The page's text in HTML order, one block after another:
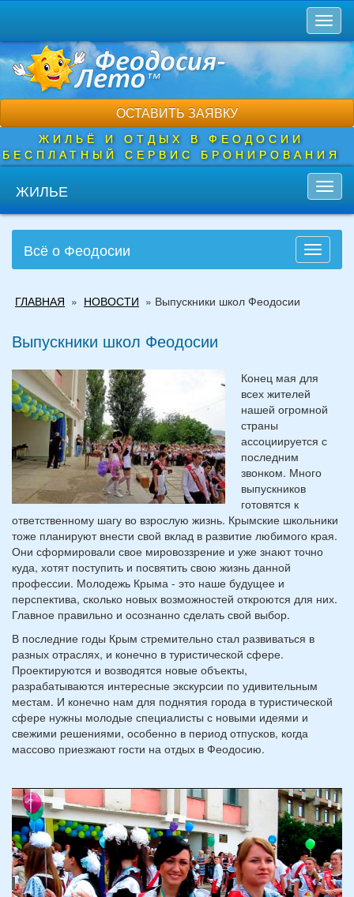
основному
содержанию
ОСТАВИТЬ ЗАЯВКУ
ЖИЛЬЁ И ОТДЫХ В ФЕОДОСИИ
БЕСПЛАТНЫЙ СЕРВИС БРОНИРОВАНИЯ
ЖИЛЬЕ
Toggle
Всё о Феодосии
здесь
ГЛАВНАЯ » НОВОСТИ » Выпускники школ Феодосии
Выпускники школ Феодосии
Конец мая для
всех жителей
нашей огромной
страны
ассоциируется с
последним
звонком. Много
выпускников
готовятся к
ответственному шагу во взрослую жизнь. Крымские школьники
тоже планируют внести свой вклад в развитие любимого края.
Они сформировали свое мировоззрение и уже знают точно
куда, хотят поступить и посвятить свою жизнь данной
профессии. Молодежь Крыма - это наше будущее и
перспектива, сколько новых возможностей откроются для них.
Главное правильно и осознанно сделать свой выбор.
В последние годы Крым стремительно стал развиваться в
разных отраслях, и конечно в туристической сфере.
Проектируются и возводятся новые объекты,
разрабатываются интересные экскурсии по удивительным
местам. И конечно нам для поднятия города в туристической
сфере нужны молодые специалисты с новыми идеями и
свежими решениями, особенно в период отпусков, когда
массово приезжают гости на отдых в Феодосию.